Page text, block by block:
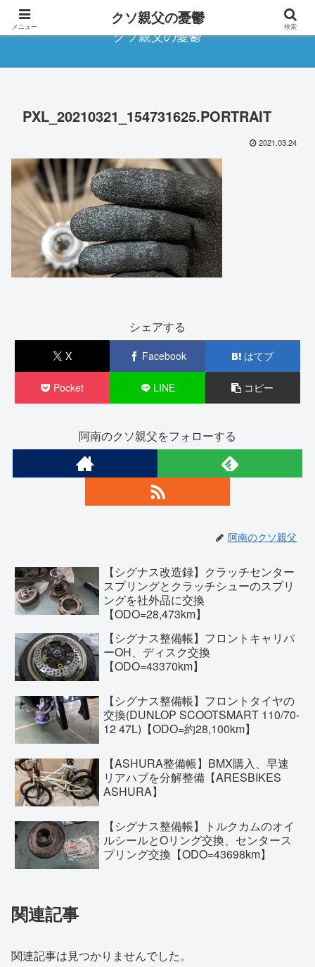
クソ親父の憂鬱
PXL_20210321_154731625.PORTRAIT
2021.03.24
シェアする
X Facebook はてブ
Pocket LINE コピー
阿南のクソ親父をフォローする
阿南のクソ親父
【シグナス改造録】クラッチセンター
スプリングとクラッチシューのスプリ
ングを社外品に交換
【ODO=28,473km】
【シグナス整備帳】フロントキャリパ
ーOH、ディスク交換
【ODO=43370km】
【シグナス整備帳】フロントタイヤの
交換(DUNLOP SCOOTSMART 110/70-
12 47L)【ODO=約28,100km】
【ASHURA整備帳】BMX購入、早速
リアハブを分解整備【ARESBIKES
ASHURA】
【シグナス整備帳】トルクカムのオイ
ルシールとOリング交換、センタース
プリング交換【ODO=43698km】
関連記事
関連記事は見つかりませんでした。
メニュー クソ親父の憂鬱 検索